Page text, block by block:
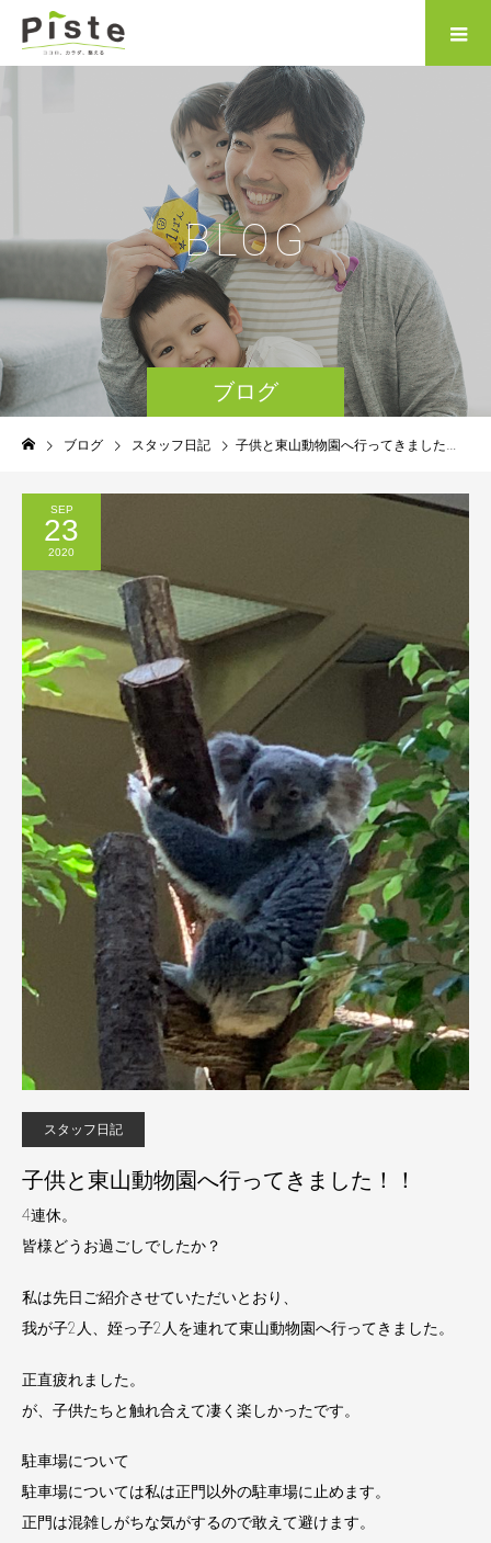
ブログ
BLOG
ブログ スタッフ日記 子供と東山動物園へ行ってきました！！
SEP
23
2020
スタッフ日記
子供と東山動物園へ行ってきました！！
4連休。
皆様どうお過ごしでしたか？
私は先日ご紹介させていただいとおり、
我が子2人、姪っ子2人を連れて東山動物園へ行ってきました。
正直疲れました。
が、子供たちと触れ合えて凄く楽しかったです。
駐車場について
駐車場については私は正門以外の駐車場に止めます。
正門は混雑しがちな気がするので敢えて避けます。